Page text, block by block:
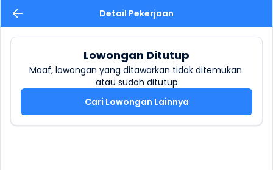
Detail Pekerjaan
Lowongan Ditutup
Maaf, lowongan yang ditawarkan tidak ditemukan
atau sudah ditutup
Cari Lowongan Lainnya